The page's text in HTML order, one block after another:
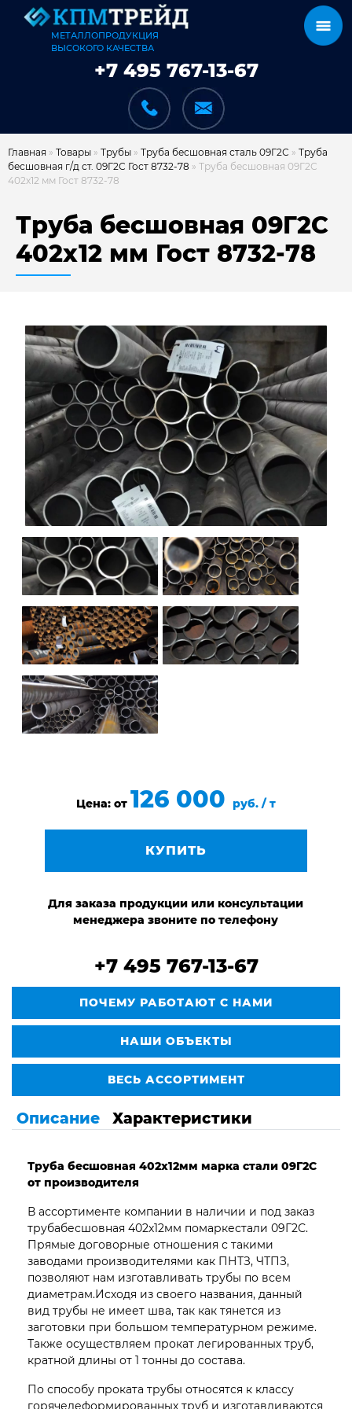
МЕТАЛЛОПРОДУКЦИЯ
ВЫСОКОГО КАЧЕСТВА
+7 495 767-13-67
ДОСТАВКА И ОПЛАТА
НАШИ ОБЪЕКТЫ
ОТЗЫВЫ
О НАС
БЛОГ
КОНТАКТЫ
Главная » Товары » Трубы » Труба бесшовная сталь 09Г2С » Труба
бесшовная г/д ст. 09Г2С Гост 8732-78 » Труба бесшовная 09Г2С
402х12 мм Гост 8732-78
Труба бесшовная 09Г2С
402х12 мм Гост 8732-78
Цена: от 126 000 руб. / т
КУПИТЬ
Для заказа продукции или консультации
менеджера звоните по телефону
+7 495 767-13-67
ПОЧЕМУ РАБОТАЮТ С НАМИ
НАШИ ОБЪЕКТЫ
ВЕСЬ АССОРТИМЕНТ
Описание Характеристики
Труба бесшовная 402х12мм марка стали 09Г2С
от производителя
В ассортименте компании в наличии и под заказ
трубабесшовная 402х12мм помаркестали 09Г2С.
Прямые договорные отношения с такими
заводами производителями как ПНТЗ, ЧТПЗ,
позволяют нам изготавливать трубы по всем
диаметрам.Исходя из своего названия, данный
вид трубы не имеет шва, так как тянется из
заготовки при большом температурном режиме.
Также осуществляем прокат легированных труб,
кратной длины от 1 тонны до состава.
По способу проката трубы относятся к классу
горячедеформированных труб и изготавливаются